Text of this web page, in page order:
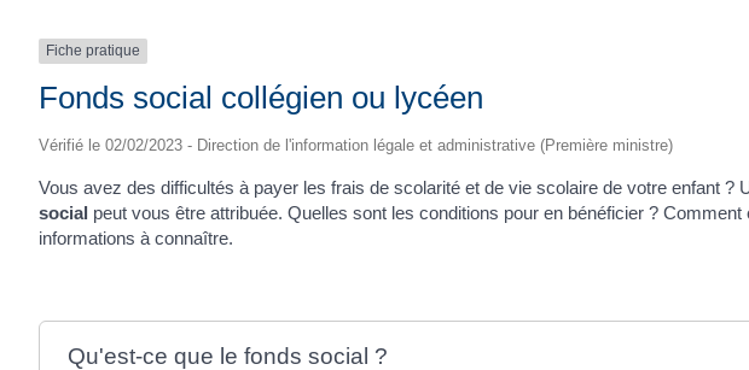
Fiche pratique
Fonds social collégien ou lycéen
Vérifié le 02/02/2023 - Direction de l'information légale et administrative (Première ministre)
Vous avez des difficultés à payer les frais de scolarité et de vie scolaire de votre enfant ?
social peut vous être attribuée. Quelles sont les conditions pour en bénéficier ? Comment
informations à connaître.
Qu'est-ce que le fonds social ?